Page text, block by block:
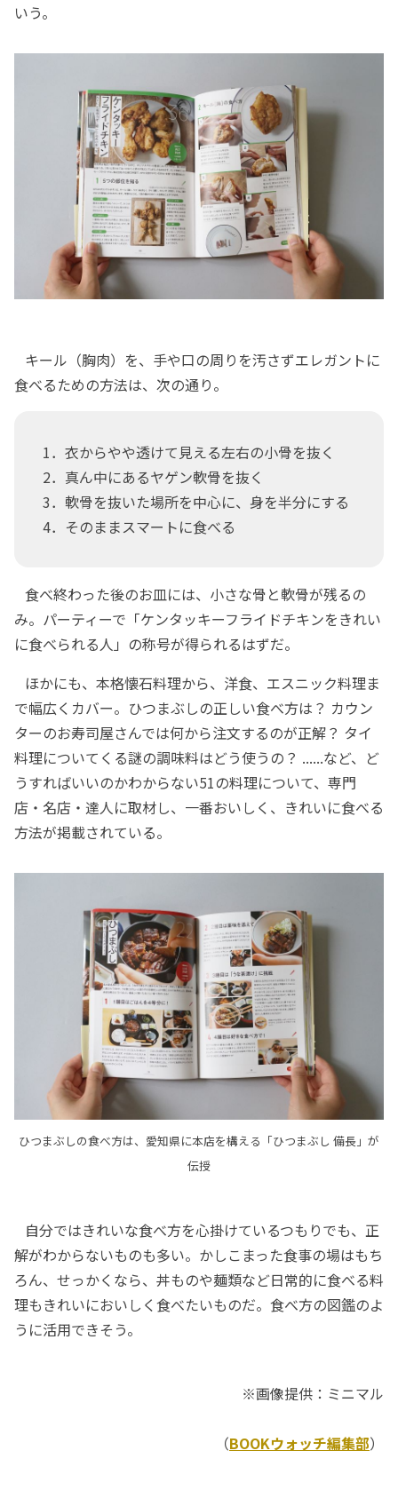
いう。
キール（胸肉）を、手や口の周りを汚さずエレガントに
食べるための方法は、次の通り。
1．衣からやや透けて見える左右の小骨を抜く
2．真ん中にあるヤゲン軟骨を抜く
3．軟骨を抜いた場所を中心に、身を半分にする
4．そのままスマートに食べる
食べ終わった後のお皿には、小さな骨と軟骨が残るの
み。パーティーで「ケンタッキーフライドチキンをきれい
に食べられる人」の称号が得られるはずだ。
ほかにも、本格懐石料理から、洋食、エスニック料理ま
で幅広くカバー。ひつまぶしの正しい食べ方は？ カウン
ターのお寿司屋さんでは何から注文するのが正解？ タイ
料理についてくる謎の調味料はどう使うの？ ......など、ど
うすればいいのかわからない51の料理について、専門
店・名店・達人に取材し、一番おいしく、きれいに食べる
方法が掲載されている。
ひつまぶしの食べ方は、愛知県に本店を構える「ひつまぶし 備長」が
伝授
自分ではきれいな食べ方を心掛けているつもりでも、正
解がわからないものも多い。かしこまった食事の場はもち
ろん、せっかくなら、丼ものや麺類など日常的に食べる料
理もきれいにおいしく食べたいものだ。食べ方の図鑑のよ
うに活用できそう。
※画像提供：ミニマル
（BOOKウォッチ編集部）